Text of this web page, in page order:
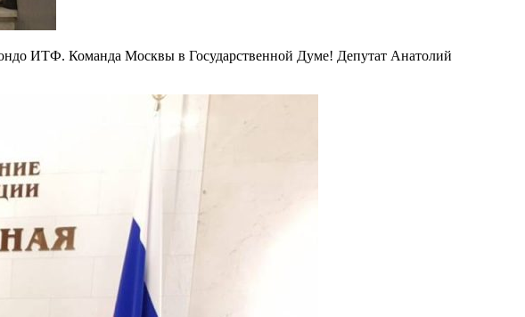
ИТФ. Команда Москвы в Государственной Думе! Депутат Анатолий